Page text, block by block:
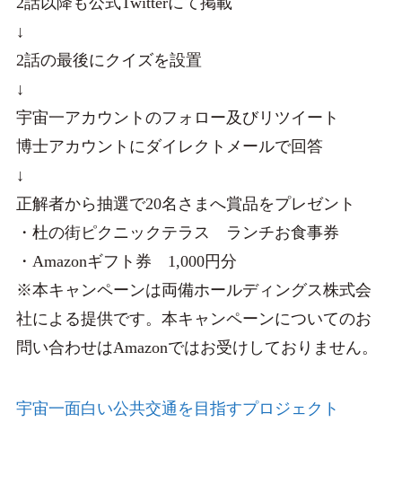
↓
2話の最後にクイズを設置
↓
宇宙一アカウントのフォロー及びリツイート
博士アカウントにダイレクトメールで回答
↓
正解者から抽選で20名さまへ賞品をプレゼント
・杜の街ピクニックテラス ランチお食事券
・Amazonギフト券 1,000円分
※本キャンペーンは両備ホールディングス株式会
社による提供です。本キャンペーンについてのお
問い合わせはAmazonではお受けしておりません。
宇宙一面白い公共交通を目指すプロジェクト